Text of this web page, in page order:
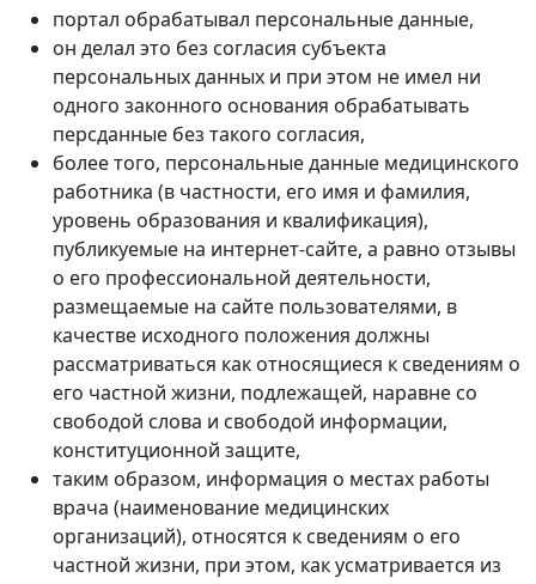
портал обрабатывал персональные данные,
он делал это без согласия субъекта
персональных данных и при этом не имел ни
одного законного основания обрабатывать
персданные без такого согласия,
более того, персональные данные медицинского
работника (в частности, его имя и фамилия,
уровень образования и квалификация),
публикуемые на интернет-сайте, а равно отзывы
о его профессиональной деятельности,
размещаемые на сайте пользователями, в
качестве исходного положения должны
рассматриваться как относящиеся к сведениям о
его частной жизни, подлежащей, наравне со
свободой слова и свободой информации,
конституционной защите,
таким образом, информация о местах работы
врача (наименование медицинских
организаций), относятся к сведениям о его
частной жизни, при этом, как усматривается из